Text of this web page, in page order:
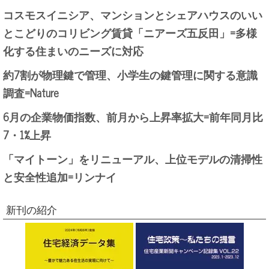
コスモスイニシア、マンションとシェアハウスのいい
とこどりのコリビング賃貸「ニアーズ五反田」=多様
化する住まいのニーズに対応
約7割が物理鍵で管理、小学生の鍵管理に関する意識
調査=Nature
6月の企業物価指数、前月から上昇率拡大=前年同月比
7・1%上昇
「マイトーン」をリニューアル、上位モデルの清掃性
と安全性追加=リンナイ
新刊の紹介